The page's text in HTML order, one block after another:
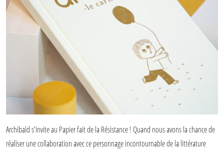
Archibald s'invite au Papier fait de la Résistance ! Quand nous avons la chance de
réaliser une collaboration avec ce personnage incontournable de la littérature